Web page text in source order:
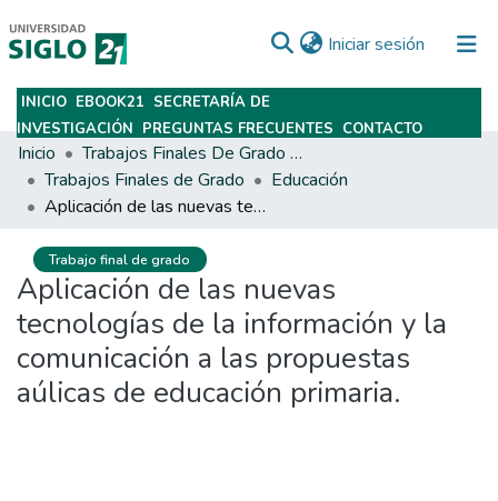
Iniciar sesión (current)
Subir
INICIO EBOOK21 SECRETARÍA DE
INVESTIGACIÓN PREGUNTAS FRECUENTES CONTACTO
Inicio
Trabajos Finales De Grado Y Posgrado
Trabajos Finales de Grado
Educación
Aplicación de las nuevas tecnologías de la información y la comunicación a las propuestas aúlicas de educación primaria.
Trabajo final de grado
Aplicación de las nuevas
tecnologías de la información y la
comunicación a las propuestas
aúlicas de educación primaria.